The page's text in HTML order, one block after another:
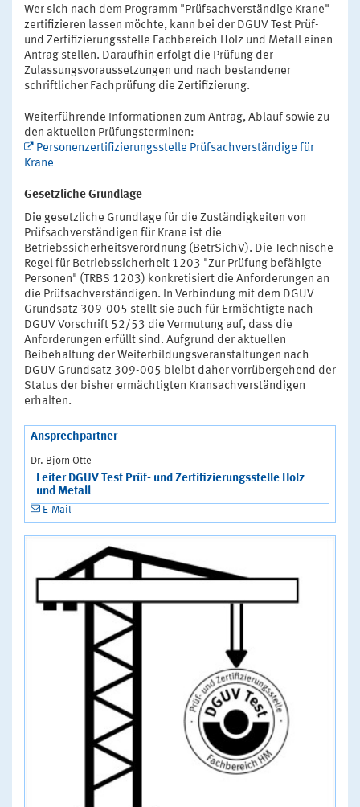
Wer sich nach dem Programm "Prüfsachverständige Krane"
zertifizieren lassen möchte, kann bei der DGUV Test Prüf-
und Zertifizierungsstelle Fachbereich Holz und Metall einen
Antrag stellen. Daraufhin erfolgt die Prüfung der
Zulassungsvoraussetzungen und nach bestandener
schriftlicher Fachprüfung die Zertifizierung.
Weiterführende Informationen zum Antrag, Ablauf sowie zu
den aktuellen Prüfungsterminen:
Personenzertifizierungsstelle Prüfsachverständige für
Krane
Gesetzliche Grundlage
Die gesetzliche Grundlage für die Zuständigkeiten von
Prüfsachverständigen für Krane ist die
Betriebssicherheitsverordnung (BetrSichV). Die Technische
Regel für Betriebssicherheit 1203 "Zur Prüfung befähigte
Personen" (TRBS 1203) konkretisiert die Anforderungen an
die Prüfsachverständigen. In Verbindung mit dem DGUV
Grundsatz 309-005 stellt sie auch für Ermächtigte nach
DGUV Vorschrift 52/53 die Vermutung auf, dass die
Anforderungen erfüllt sind. Aufgrund der aktuellen
Beibehaltung der Weiterbildungsveranstaltungen nach
DGUV Grundsatz 309-005 bleibt daher vorrübergehend der
Status der bisher ermächtigten Kransachverständigen
erhalten.
Ansprechpartner
Dr. Björn Otte
Leiter DGUV Test Prüf- und Zertifizierungsstelle Holz
und Metall
E-Mail